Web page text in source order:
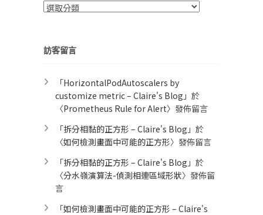
分
訪客留言
「HorizontalPodAutoscalers by
customize metric – Claire's Blog 」於
〈Prometheus Rule for Alert​〉發佈留言
「拆分相黏的正方形 – Claire's Blog 」於
〈如何檢測畫面中可能的正方形〉發佈留言
「拆分相黏的正方形 – Claire's Blog 」於
〈分水嶺演算法-偵測相連區域形狀〉發佈留
言
「如何檢測畫面中可能的正方形 – Claire's